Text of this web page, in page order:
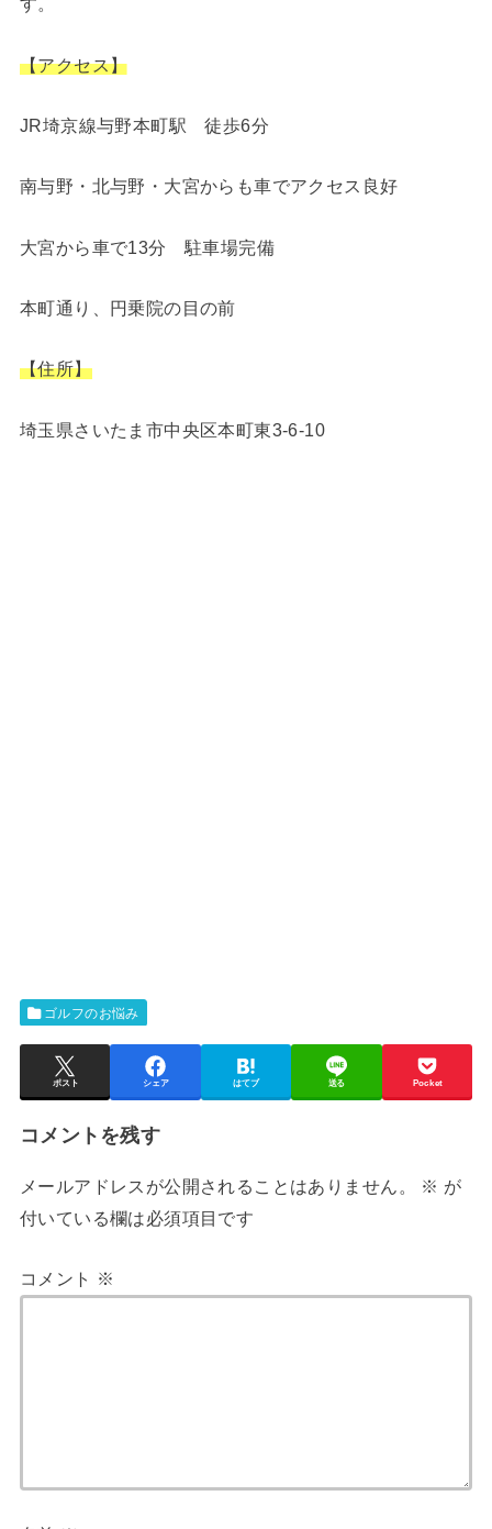
【アクセス】
JR埼京線与野本町駅 徒歩6分
南与野・北与野・大宮からも車でアクセス良好
大宮から車で13分 駐車場完備
本町通り、円乗院の目の前
【住所】
埼玉県さいたま市中央区本町東3-6-10
ゴルフのお悩み
ポスト シェア はてブ 送る Pocket
コメントを残す
メールアドレスが公開されることはありません。 ※ が
付いている欄は必須項目です
コメント ※